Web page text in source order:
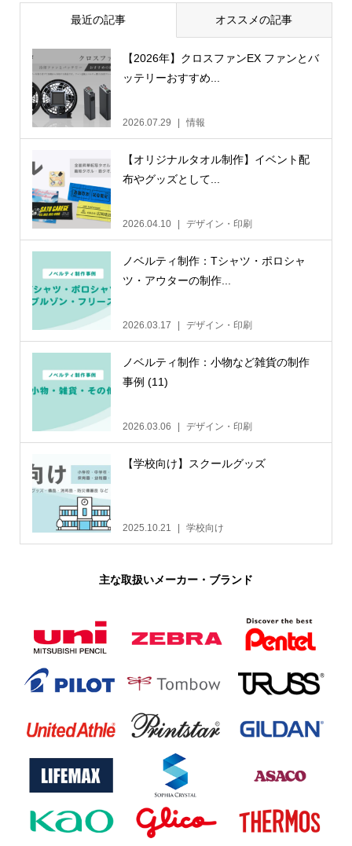
最近の記事 オススメの記事
【2026年】クロスファンEX ファンとバ
ッテリーおすすめ...
2026.07.29 情報
【オリジナルタオル制作】イベント配
布やグッズとして...
2026.04.10 デザイン・印刷
ノベルティ制作：Tシャツ・ポロシャ
ツ・アウターの制作...
2026.03.17 デザイン・印刷
ノベルティ制作：小物など雑貨の制作
事例 (11)
2026.03.06 デザイン・印刷
【学校向け】スクールグッズ
2025.10.21 学校向け
主な取扱いメーカー・ブランド